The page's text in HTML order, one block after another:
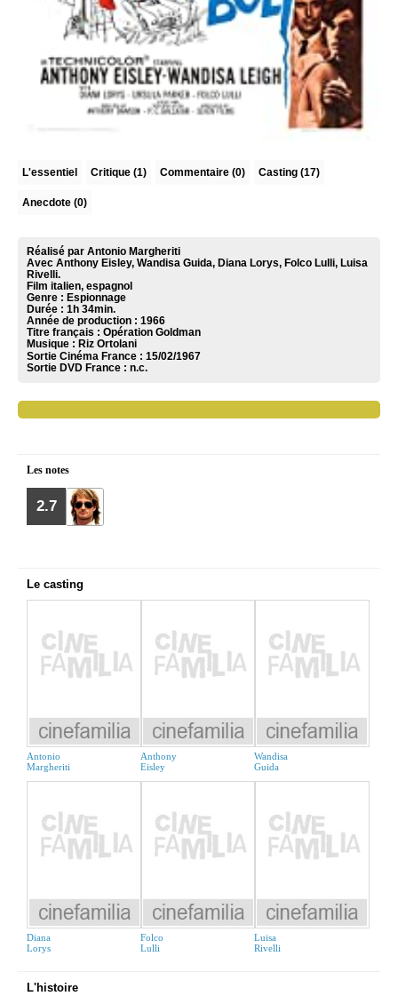
L'essentiel Critique (1) Commentaire (0) Casting (17)
Anecdote (0)
Réalisé par Antonio Margheriti
Avec Anthony Eisley, Wandisa Guida, Diana Lorys, Folco Lulli, Luisa
Rivelli.
Film italien, espagnol
Genre : Espionnage
Durée : 1h 34min.
Année de production : 1966
Titre français : Opération Goldman
Musique : Riz Ortolani
Sortie Cinéma France : 15/02/1967
Sortie DVD France : n.c.
Les notes
2.7
Le casting
Antonio
Margheriti
Anthony
Eisley
Wandisa
Guida
Diana
Lorys
Folco
Lulli
Luisa
Rivelli
L'histoire